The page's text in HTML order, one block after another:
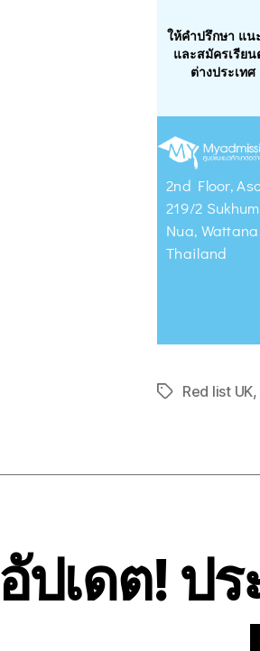
ให้คำปรึกษา แน
และสมัครเรียน
ต่างประเทศ
2nd Floor,
219/2
Nua,
Thailand
Red list UK,
อัปเดต! ป